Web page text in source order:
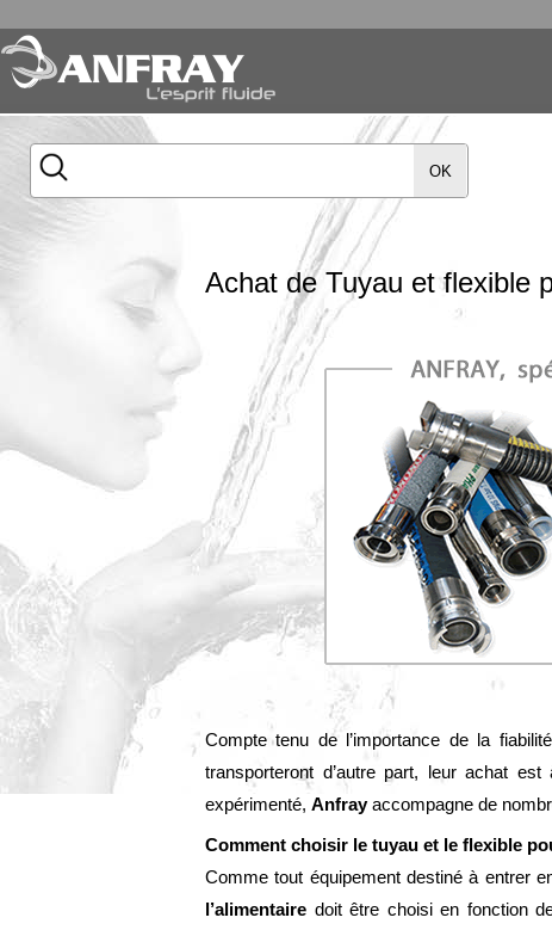
OK
Achat de Tuyau et flexible
Compte tenu de l’importance de la
transporteront d’autre part, leur achat
expérimenté, Anfrayaccompagne de
Comment choisir le tuyau et le flexible
Comme tout équipement destiné à entrer
l’alimentaire doit être choisi en fonction